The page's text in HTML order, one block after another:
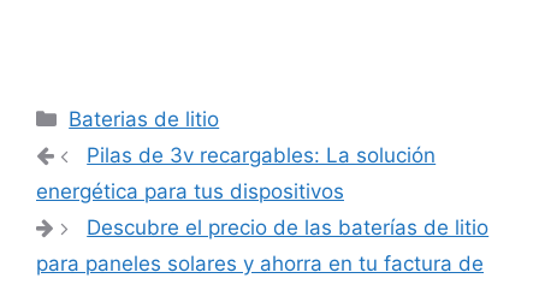
Categorías
Baterias de litio
Navegación
entradas
Pilas de 3v recargables: La solución
energética para tus dispositivos
Descubre el precio de las baterías de litio
para paneles solares y ahorra en tu factura de